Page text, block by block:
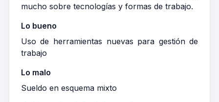
mucho sobre tecnologías y formas de trabajo.
Lo bueno
Uso de herramientas nuevas para gestión de
trabajo
Lo malo
Sueldo en esquema mixto